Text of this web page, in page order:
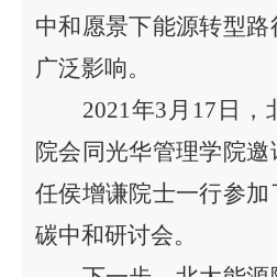
中和愿景下能源转型路
广泛影响。
2021年3月17日，
院会同光华管理学院邀
任侯增谦院士一行参加
碳中和研讨会。